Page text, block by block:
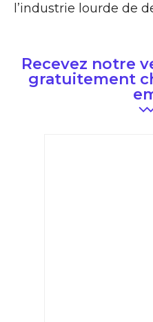
l’industrie lourde de
Recevez notre
gratuitement